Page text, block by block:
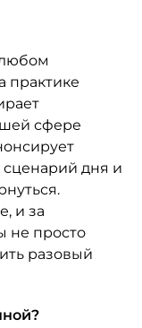
практике
сфере
сценарий дня и
и за
не просто
разовый